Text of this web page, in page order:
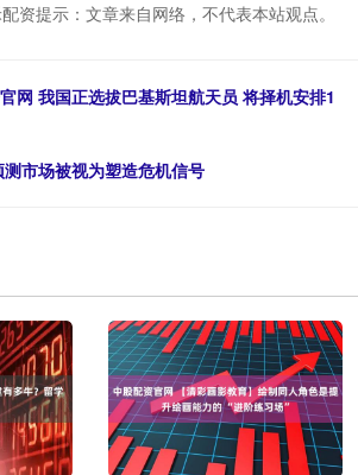
资提示：文章来自网络，不代表本站观点。
网 我国正选拔巴基斯坦航天员 将择机安排1
市场被视为塑造危机信号